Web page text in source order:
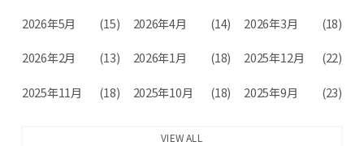
2026年5月 (15) 2026年4月 (14) 2026年3月 (18)
2026年2月 (13) 2026年1月 (18) 2025年12月 (22)
2025年11月 (18) 2025年10月 (18) 2025年9月 (23)
VIEW ALL